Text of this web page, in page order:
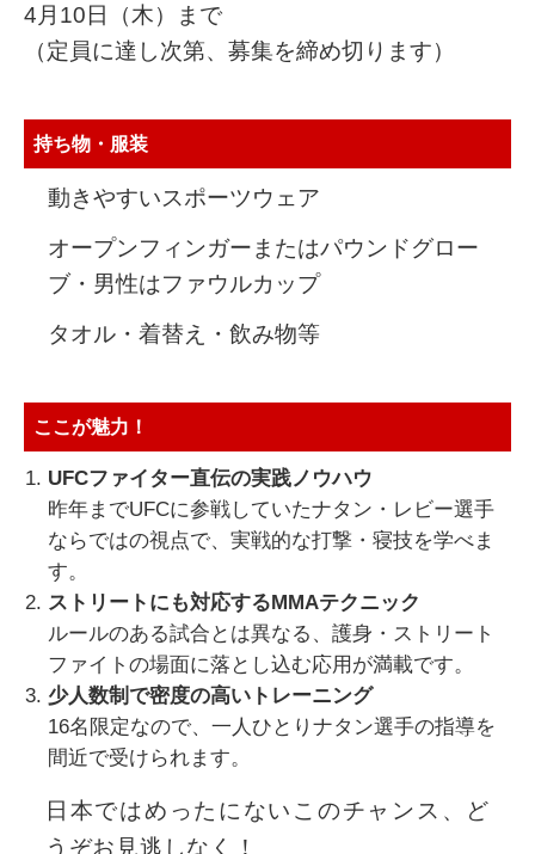
4月10日（木）まで
（定員に達し次第、募集を締め切ります）
持ち物・服装
動きやすいスポーツウェア
オープンフィンガーまたはパウンドグロー
ブ・男性はファウルカップ
タオル・着替え・飲み物等
ここが魅力！
UFCファイター直伝の実践ノウハウ
昨年までUFCに参戦していたナタン・レビー選手
ならではの視点で、実戦的な打撃・寝技を学べま
す。
ストリートにも対応するMMAテクニック
ルールのある試合とは異なる、護身・ストリート
ファイトの場面に落とし込む応用が満載です。
少人数制で密度の高いトレーニング
16名限定なので、一人ひとりナタン選手の指導を
間近で受けられます。
日本ではめったにないこのチャンス、ど
うぞお見逃しなく！